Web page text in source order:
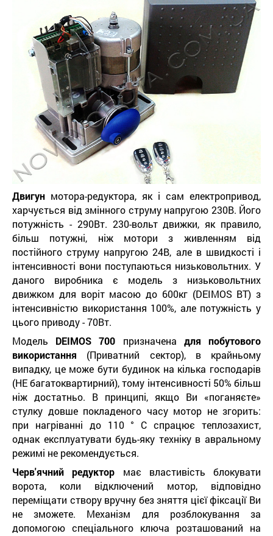
Двигун мотора-редуктора, як і сам електропривод,
харчується від змінного струму напругою 230В. Його
потужність - 290Вт. 230-вольт движки, як правило,
більш потужні, ніж мотори з живленням від
постійного струму напругою 24В, але в швидкості і
інтенсивності вони поступаються низьковольтних. У
даного виробника є модель з низьковольтних
движком для воріт масою до 600кг (DEIMOS ВТ) з
інтенсивністю використання 100%, але потужність у
цього приводу - 70Вт.
Модель DEIMOS 700 призначена для побутового
використання (Приватний сектор), в крайньому
випадку, це може бути будинок на кілька господарів
(НЕ багатоквартирний), тому інтенсивності 50% більш
ніж достатньо. В принципі, якщо Ви «поганяєте»
стулку довше покладеного часу мотор не згорить:
при нагріванні до 110 ° С спрацює теплозахист,
однак експлуатувати будь-яку техніку в авральному
режимі не рекомендується.
Черв'ячний редуктор має властивість блокувати
ворота, коли відключений мотор, відповідно
переміщати створу вручну без зняття цієї фіксації Ви
не зможете. Механізм для розблокування за
допомогою спеціального ключа розташований на